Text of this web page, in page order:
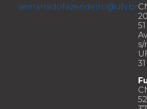
semanadofazendeiro@ufv.br
51
s/